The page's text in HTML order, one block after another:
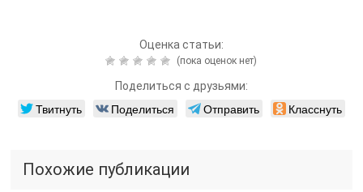
Оценка статьи:
(пока оценок нет)
Поделиться с друзьями:
Твитнуть Поделиться Отправить Класснуть
Похожие публикации